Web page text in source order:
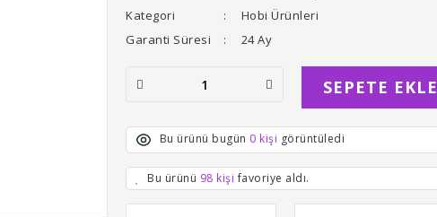
Kategori
Hobi Ürünleri
Garanti Süresi
24 Ay
SEPETE EKLE
Bu ürünü bugün 0 kişi görüntüledi
Bu ürünü 98 kişi favoriye aldı.